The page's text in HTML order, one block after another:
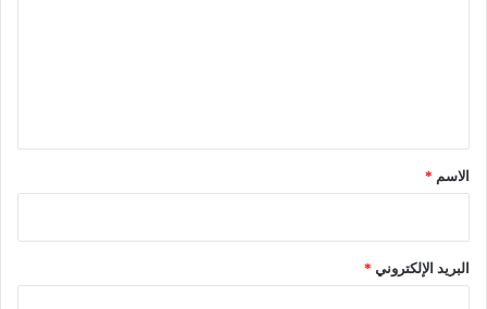
ل
خ
ا
*الاسم *
البريد الإلكتروني *